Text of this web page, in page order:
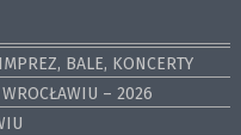
BALE, KONCERTY
– 2026